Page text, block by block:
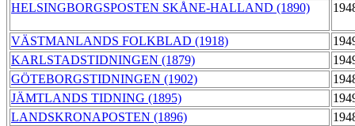
HELSINGBORGSPOSTEN SKÅNE-HALLAND (1890)
VÄSTMANLANDS FOLKBLAD (1918)
KARLSTADSTIDNINGEN (1879)
GÖTEBORGSTIDNINGEN (1902)
JÄMTLANDS TIDNING (1895)
LANDSKRONAPOSTEN (1896)